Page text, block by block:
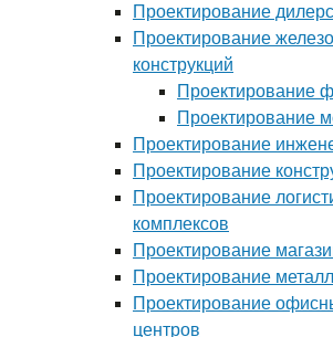
Проектирование
Проектирование
конструкций
Проектирование
Проектирование
Проектирование
Проектирование
Проектирование
комплексов
Проектирование
Проектирование
Проектирование
центров